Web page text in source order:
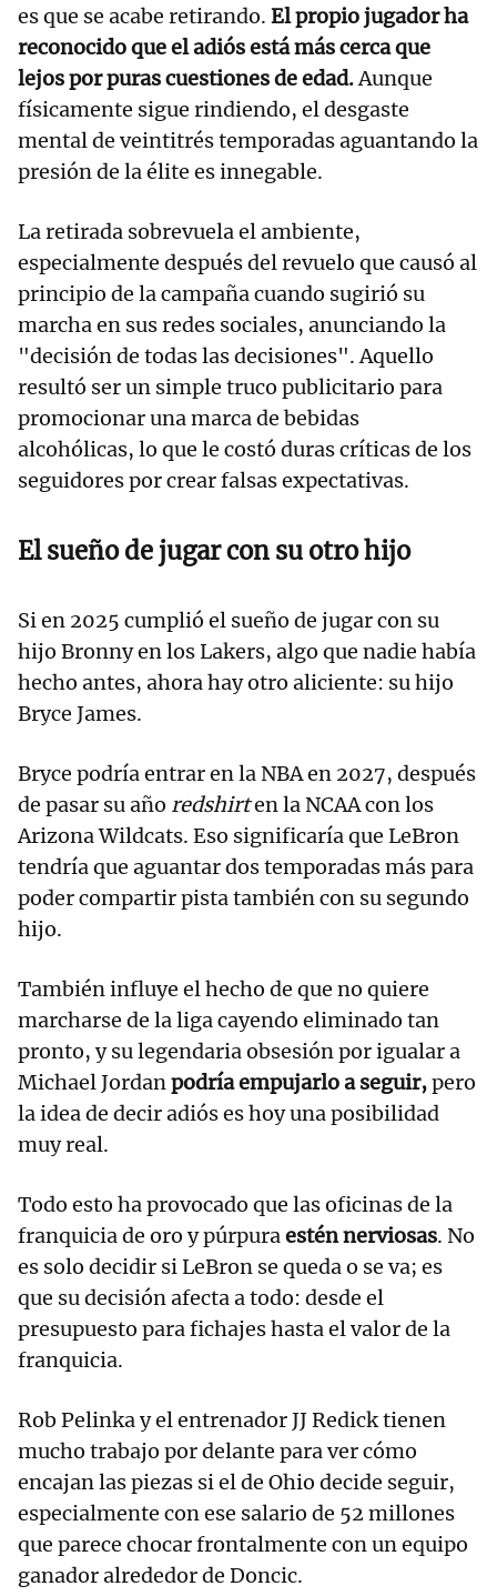
es que se acabe retirando. El propio jugador ha
reconocido que el adiós está más cerca que
lejos por puras cuestiones de edad.Aunque
físicamente sigue rindiendo, el desgaste
mental de veintitrés temporadas aguantando la
presión de la élite es innegable.
La retirada sobrevuela el ambiente,
especialmente después del revuelo que causó al
principio de la campaña cuando sugirió su
marcha en sus redes sociales, anunciando la
"decisión de todas las decisiones". Aquello
resultó ser un simple truco publicitario para
promocionar una marca de bebidas
alcohólicas, lo que le costó duras críticas de los
seguidores por crear falsas expectativas.
El sueño de jugar con su otro hijo
Si en 2025 cumplió el sueño de jugar con su
hijo Bronny en los Lakers, algo que nadie había
hecho antes, ahora hay otro aliciente: su hijo
Bryce James.
Bryce podría entrar en la NBA en 2027, después
de pasar su año redshirten la NCAA con los
Arizona Wildcats. Eso significaría que LeBron
tendría que aguantar dos temporadas más para
poder compartir pista también con su segundo
hijo.
También influye el hecho de que no quiere
marcharse de la liga cayendo eliminado tan
pronto, y su legendaria obsesión por igualar a
Michael Jordanpodría empujarlo a seguir,pero
la idea de decir adiós es hoy una posibilidad
muy real.
Todo esto ha provocado que las oficinas de la
franquicia de oro y púrpuraestén nerviosas. No
es solo decidir si LeBron se queda o se va; es
que su decisión afecta a todo: desde el
presupuesto para fichajes hasta el valor de la
franquicia.
Rob Pelinka y el entrenador JJ Redick tienen
mucho trabajo por delante para ver cómo
encajan las piezas si el de Ohio decide seguir,
especialmente con ese salario de 52 millones
que parece chocar frontalmente con un equipo
ganador alrededor de Doncic.